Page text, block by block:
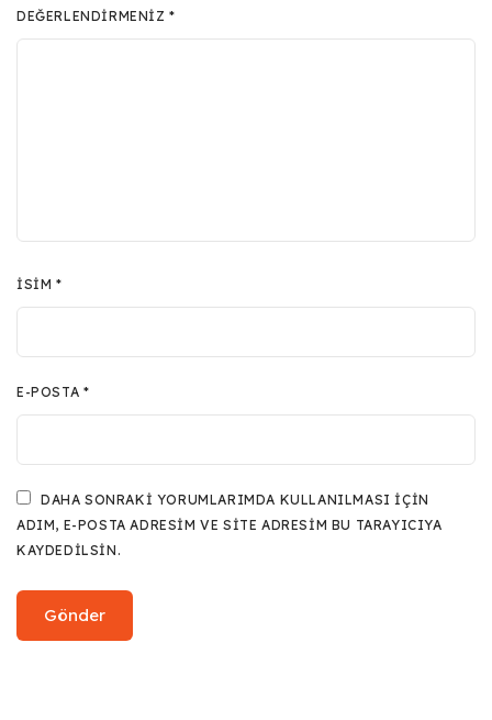
DEĞERLENDIRMENIZ*
İSIM*
E-POSTA *
DAHA SONRAKI YORUMLARIMDA KULLANILMASI IÇIN
ADIM, E-POSTA ADRESIM VE SITE ADRESIM BU TARAYICIYA
KAYDEDILSIN.